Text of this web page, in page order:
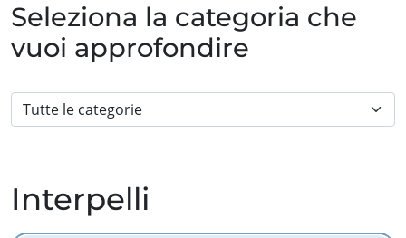
Seleziona la categoria che
vuoi approfondire
Interpelli